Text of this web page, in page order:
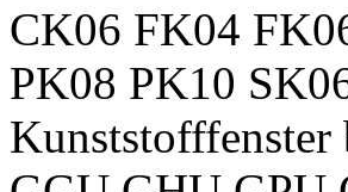
CK06 FK04
PK08 PK10
Kunststofffenster